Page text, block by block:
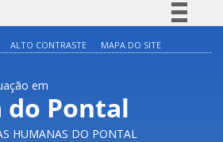
Acesso à informação
Legislação
ALTO CONTRASTE MAPA DO SITE
em
do Pontal
HUMANAS DO PONTAL